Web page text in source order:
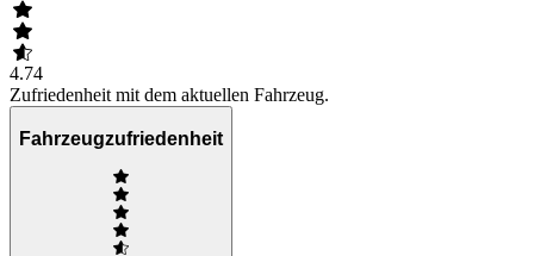
4.74
Zufriedenheit mit dem aktuellen Fahrzeug.
Fahrzeugzufriedenheit